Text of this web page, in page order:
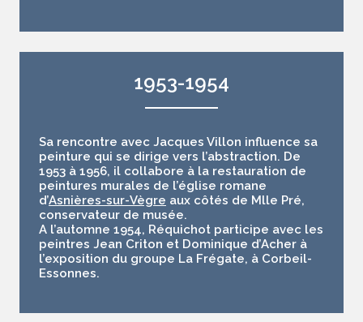
1953-1954
Sa rencontre avec Jacques Villon influence sa
peinture qui se dirige vers l’abstraction. De
1953 à 1956, il collabore à la restauration de
peintures murales de l’église romane
d’Asnières-sur-Vègre aux côtés de Mlle Pré,
conservateur de musée.
A l’automne 1954, Réquichot participe avec les
peintres Jean Criton et Dominique d’Acher à
l’exposition du groupe La Frégate, à Corbeil-
Essonnes.